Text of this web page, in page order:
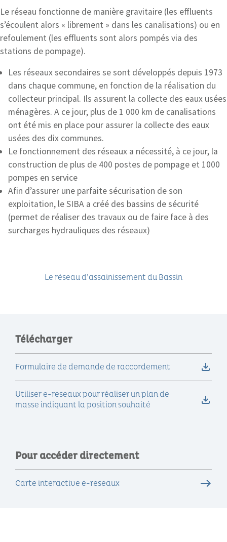
Le réseau fonctionne de manière gravitaire (les effluents
s’écoulent alors « librement » dans les canalisations) ou en
refoulement (les effluents sont alors pompés via des
stations de pompage).
Les réseaux secondaires se sont développés depuis 1973
dans chaque commune, en fonction de la réalisation du
collecteur principal. Ils assurent la collecte des eaux usées
ménagères. A ce jour, plus de 1 000 km de canalisations
ont été mis en place pour assurer la collecte des eaux
usées des dix communes.
Le fonctionnement des réseaux a nécessité, à ce jour, la
construction de plus de 400 postes de pompage et 1000
pompes en service
Afin d’assurer une parfaite sécurisation de son
exploitation, le SIBA a créé des bassins de sécurité
(permet de réaliser des travaux ou de faire face à des
surcharges hydrauliques des réseaux)
Le réseau d’assainissement du Bassin
Télécharger
Formulaire de demande de raccordement
Utiliser e-reseaux pour réaliser un plan de
masse indiquant la position souhaité
Pour accéder directement
Carte interactive e-reseaux